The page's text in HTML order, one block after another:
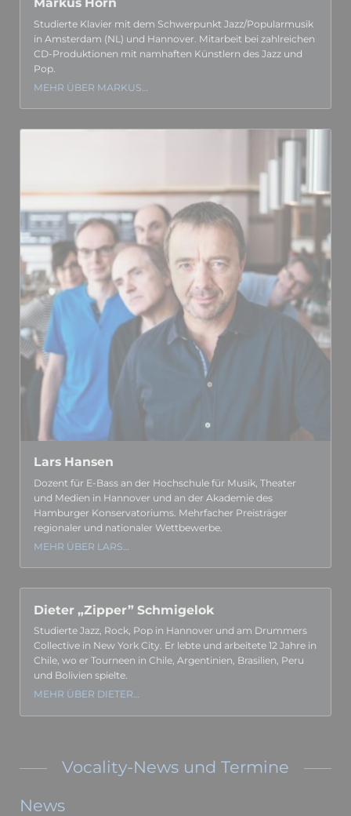
Markus Horn
Studierte Klavier mit dem Schwer­punkt Jazz/Popular­­musik
in Amsterdam (NL) und Hannover. Mitarbeit bei zahl­reichen
CD-Produk­tionen mit namhaften Künstlern des Jazz und
Pop.
MEHR ÜBER MARKUS…
Lars Hansen
Dozent für E-Bass an der Hoch­schule für Musik, Theater
und Medien in Hannover und an der Akademie des
Hamburger Kon­serva­toriums. Mehr­facher Preis­träger
regionaler und nationaler Wett­bewerbe.
MEHR ÜBER LARS…
Dieter „Zipper” Schmigelok
Studierte Jazz, Rock, Pop in Hannover und am Drummers
Collec­tive in New York City. Er lebte und arbeitete 12 Jahre in
Chile, wo er Tourneen in Chile, Argen­tinien, Brasi­lien, Peru
und Bolivien spielte.
MEHR ÜBER DIETER…
Vocality-News und Termine
News